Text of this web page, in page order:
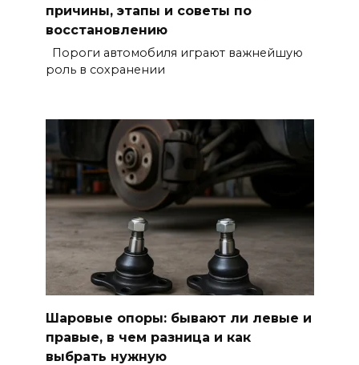
причины, этапы и советы по
восстановлению
Пороги автомобиля играют важнейшую
роль в сохранении
Шаровые опоры: бывают ли левые и
правые, в чем разница и как
выбрать нужную